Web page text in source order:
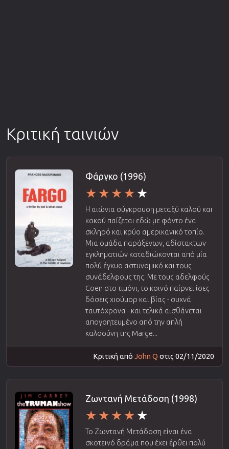
Κριτική ταινιών
Φάργκο (1996)
Η αιώνια σύγκρουση μεταξύ καλού και
κακού παίζεται εδώ με φόντο ένα
σκληρό και κρύο αμερικανικό τοπίο.
Μια ομάδα παράξενων, αδίστακτων
εγκληματιών καταδιώκονται από μία
πολύ έγκυο αστυνομικό και τους
συνάδελφους της. Με τους αδελφούς
Coen στο τιμόνι, το κοινό παίρνει ίσες
δόσεις χιούμορ και βίας - συχνά
ταυτόχρονα - και τελικά αισθάνεται
απογοητευμένο από την απλή
καλοσύνη της Marge...
Κριτική από John Q στις 02/11/2020
Ζωντανή Μετάδοση (1998)
Το Ζωντανή Μετάδοση είναι ένα
σκοτεινό δράμα που έχει έρθει πολύ